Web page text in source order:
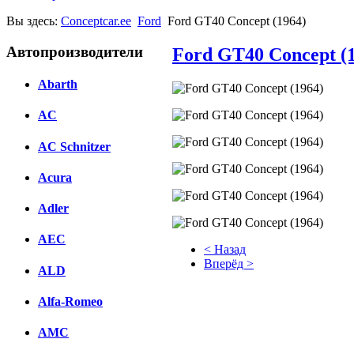
Вы здесь: Conceptcar.ee Ford Ford GT40 Concept (1964)
Автопроизводители
Abarth
AC
AC Schnitzer
Acura
Adler
AEC
ALD
Alfa-Romeo
AMC
Ford GT40 Concept
< Назад
Вперёд >